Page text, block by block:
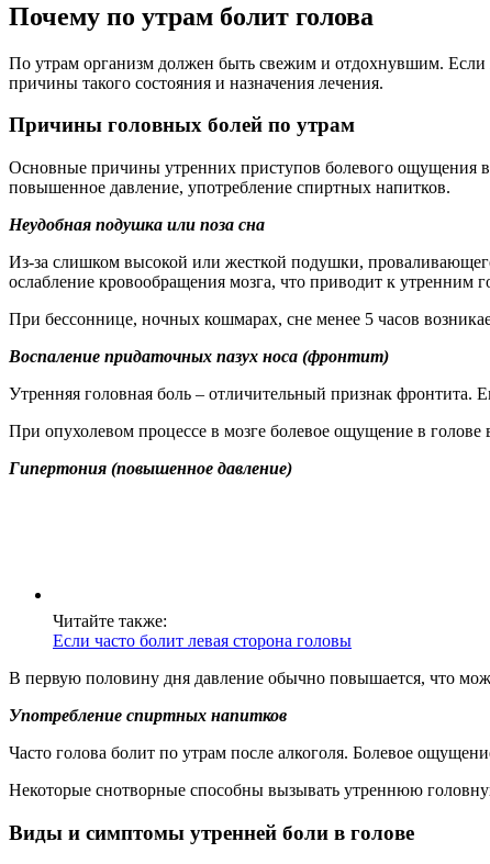
Почему по утрам болит голова
По утрам организм должен быть свежим и отдохнувшим. Если
причины такого состояния и назначения лечения.
Причины головных болей по утрам
Основные причины утренних приступов болевого ощущения
повышенное давление, употребление спиртных напитков.
Неудобная подушка или поза сна
Из-за слишком высокой или жесткой подушки,
ослабление кровообращения мозга, что приводит к утренним
При бессоннице, ночных кошмарах, сне менее 5 часов
Воспаление придаточных пазух носа (фронтит)
Утренняя головная боль – отличительный признак фронтита.
При опухолевом процессе в мозге болевое ощущение в
Гипертония (повышенное давление)
Читайте также:
Если часто болит левая сторона головы
В первую половину дня давление обычно повышается, что
Употребление спиртных напитков
Часто голова болит по утрам после алкоголя. Болевое
Некоторые снотворные способны вызывать утреннюю
Виды и симптомы утренней боли в голове